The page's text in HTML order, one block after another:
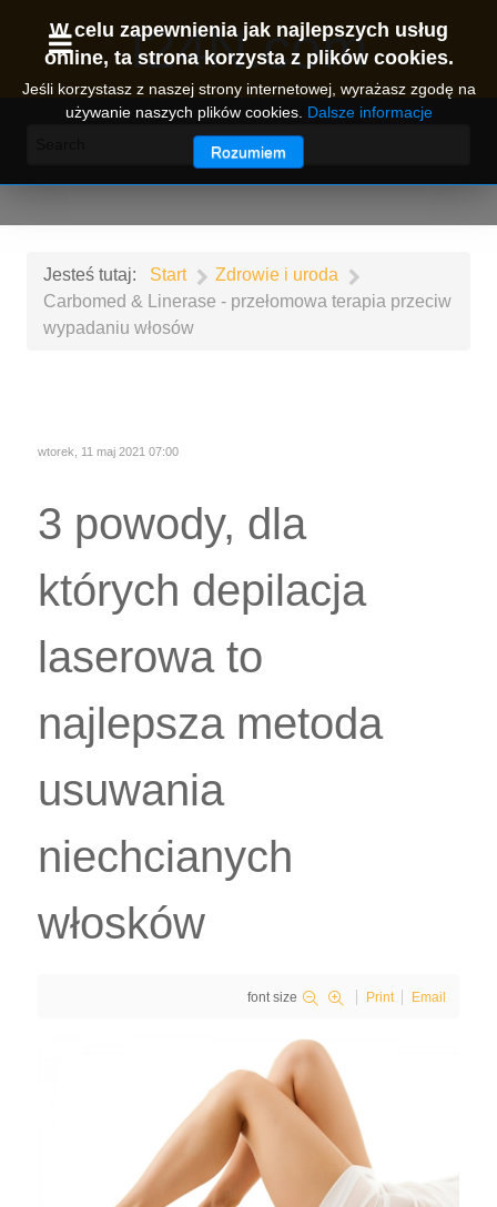
I24N.com
Jesteś tutaj: Start
Zdrowie i uroda
Carbomed & Linerase - przełomowa terapia przeciw
wypadaniu włosów
wtorek, 11 maj 2021 07:00
3 powody, dla
których depilacja
laserowa to
najlepsza metoda
usuwania
niechcianych
włosków
font size Print Email
W celu zapewnienia jak najlepszych usług
online, ta strona korzysta z plików cookies.
Jeśli korzystasz z naszej strony internetowej, wyrażasz zgodę na
używanie naszych plików cookies. Dalsze informacje
Rozumiem